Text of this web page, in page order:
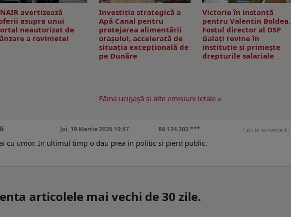
avertizează
asupra unui
neautorizat de
a rovinietei
Investiția strategică a
Apă Canal pentru
protejarea alimentării
orașului, accelerată de
situația excepțională de
pe Dunăre
Victorie în instanță
pentru Valentin Boldea.
Fostul director al DSP
Galați revine în
instituție și primește
drepturile salariale
Făina ucigaşă şi alte emisiuni letale »
Joi, 19 Martie 2026 19:57 86.124.202.*** Link la comentariu
cu umor. In ultimul timp o dau prea in politic si pierd public.
articolele mai vechi de 30 zile.